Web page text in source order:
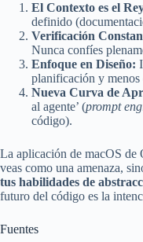
El Contexto es el
definido
Verificación
Nunca confíes
Enfoque en Diseño:
planificación y
Nueva Curva de
al agente’ (prompt
código).
La aplicación de macOS de
veas como una amenaza,
tus habilidades de
futuro del código es la
Fuentes